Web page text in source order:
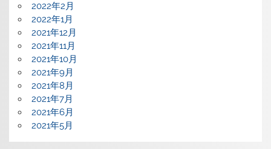
2022年2月
2022年1月
2021年12月
2021年11月
2021年10月
2021年9月
2021年8月
2021年7月
2021年6月
2021年5月